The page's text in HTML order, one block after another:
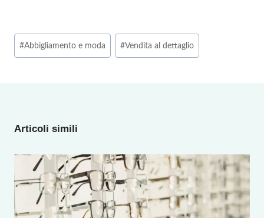
Tag
articolo:
#Abbigliamento e moda #Vendita al dettaglio
Articoli simili